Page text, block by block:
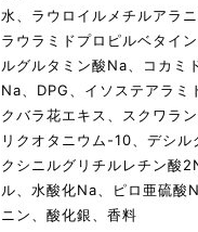
水、ラウロイルメチルアラ
ラウラミドプロピルベタイ
ルグルタミン酸Na、コカミ
Na、DPG、イソステアラミ
クバラ花エキス、スクワラ
リクオタニウム-10、デシ
クシニルグリチルレチン酸
ル、水酸化Na、ピロ亜硫酸
ニン、酸化銀、香料